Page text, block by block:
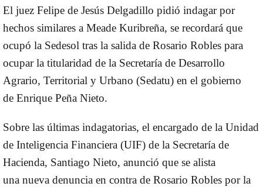
El juez Felipe de Jesús Delgadillo pidió indagar por
hechos similares a Meade Kuribreña, se recordará que
ocupó la Sedesol tras la salida de Rosario Robles para
ocupar la titularidad de la Secretaría de Desarrollo
Agrario, Territorial y Urbano (Sedatu) en el gobierno
de Enrique Peña Nieto.
Sobre las últimas indagatorias, el encargado de la Unidad
de Inteligencia Financiera (UIF) de la Secretaría de
Hacienda, Santiago Nieto, anunció que se alista
una nueva denuncia en contra de Rosario Robles por la